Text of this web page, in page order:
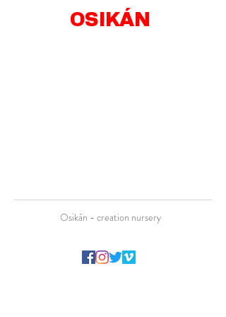
OSIKÁN
Osikán - creation nursery